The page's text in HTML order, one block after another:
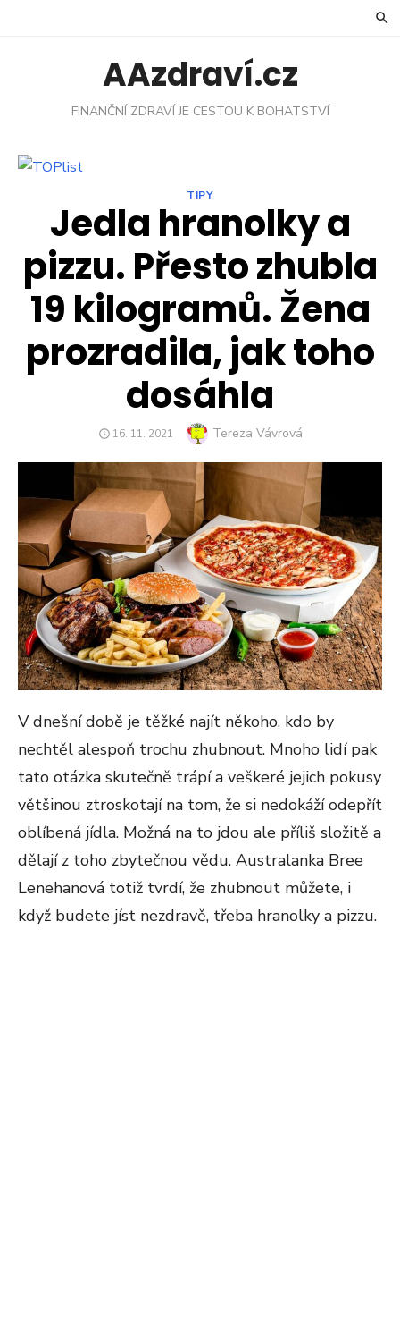
AAzdraví.cz
FINANČNÍ ZDRAVÍ JE CESTOU K BOHATSTVÍ
TIPY
Jedla hranolky a
pizzu. Přesto zhubla
19 kilogramů. Žena
prozradila, jak toho
dosáhla
POSTED
16. 11. 2021 Author
Tereza Vávrová
V dnešní době je těžké najít někoho, kdo by
nechtěl alespoň trochu zhubnout. Mnoho lidí pak
tato otázka skutečně trápí a veškeré jejich pokusy
většinou ztroskotají na tom, že si nedokáží odepřít
oblíbená jídla. Možná na to jdou ale příliš složitě a
dělají z toho zbytečnou vědu. Australanka Bree
Lenehanová totiž tvrdí, že zhubnout můžete, i
když budete jíst nezdravě, třeba hranolky a pizzu.